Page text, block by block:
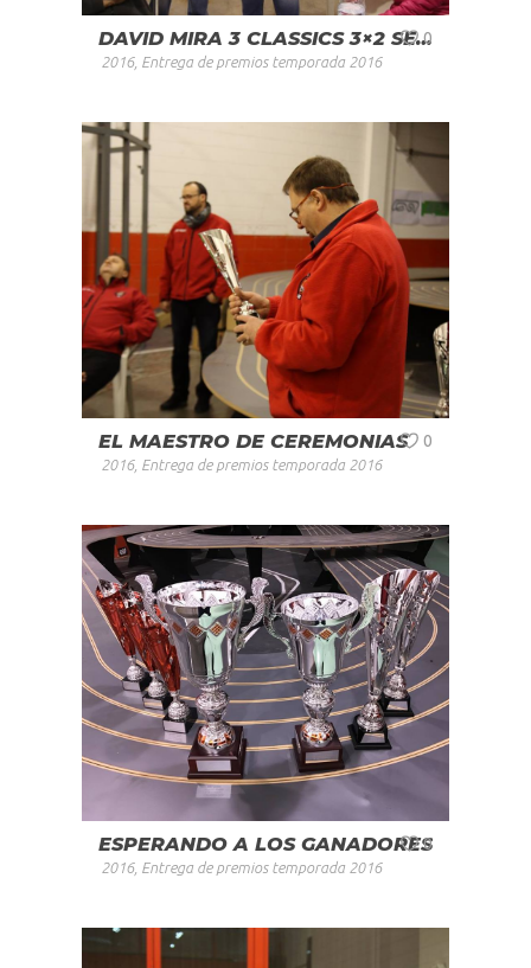
DAVID MIRA 3 CLASSICS 3×2 SERIES
2016, Entrega de premios temporada 2016
0
EL MAESTRO DE CEREMONIAS
2016, Entrega de premios temporada 2016
0
ESPERANDO A LOS GANADORES
2016, Entrega de premios temporada 2016
0